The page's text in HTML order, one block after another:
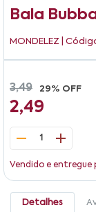
Bala
MONDELEZ |
3,49 29% OFF
2,49
1
Vendido e entregue
Detalhes